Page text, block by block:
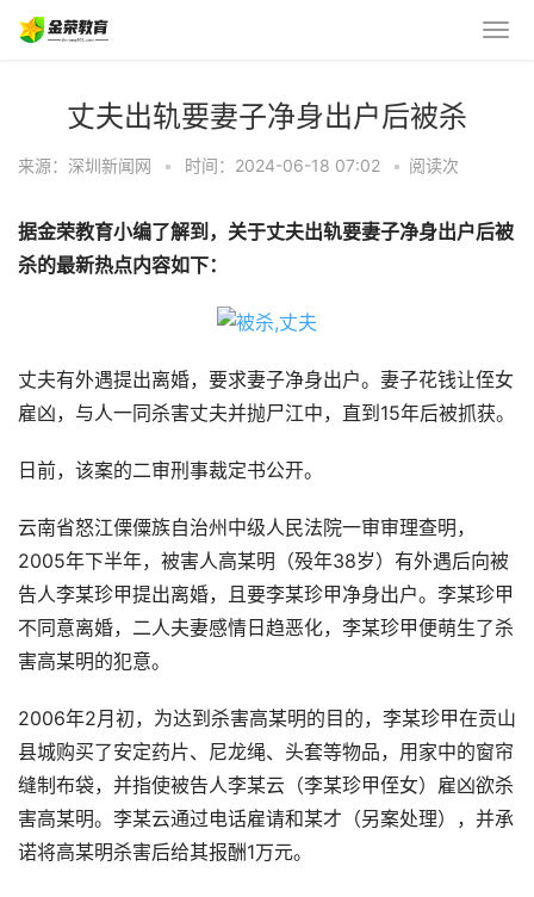
丈夫出轨要妻子净身出户后被杀
来源：深圳新闻网 • 时间：2024-06-18 07:02 • 阅读次
据金荣教育小编了解到，关于丈夫出轨要妻子净身出户后被
杀的最新热点内容如下：
丈夫有外遇提出离婚，要求妻子净身出户。妻子花钱让侄女
雇凶，与人一同杀害丈夫并抛尸江中，直到15年后被抓获。
日前，该案的二审刑事裁定书公开。
云南省怒江傈僳族自治州中级人民法院一审审理查明，
2005年下半年，被害人高某明（殁年38岁）有外遇后向被
告人李某珍甲提出离婚，且要李某珍甲净身出户。李某珍甲
不同意离婚，二人夫妻感情日趋恶化，李某珍甲便萌生了杀
害高某明的犯意。
2006年2月初，为达到杀害高某明的目的，李某珍甲在贡山
县城购买了安定药片、尼龙绳、头套等物品，用家中的窗帘
缝制布袋，并指使被告人李某云（李某珍甲侄女）雇凶欲杀
害高某明。李某云通过电话雇请和某才（另案处理），并承
诺将高某明杀害后给其报酬1万元。